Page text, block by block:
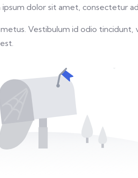
dolor sit amet, consectetur
Vestibulum id odio